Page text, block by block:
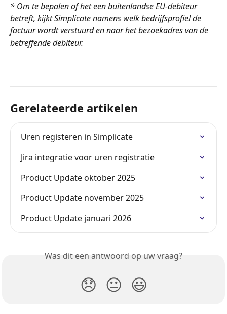
* Om te bepalen of het een buitenlandse EU-debiteur
betreft, kijkt Simplicate namens welk bedrijfsprofiel de
factuur wordt verstuurd en naar het bezoekadres van de
betreffende debiteur.
Gerelateerde artikelen
Uren registeren in Simplicate
Jira integratie voor uren registratie
Product Update oktober 2025
Product Update november 2025
Product Update januari 2026
Was dit een antwoord op uw vraag?
😞 😐 😃